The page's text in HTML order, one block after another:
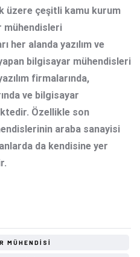
üzere çeşitli kamu kurum
mühendisleri
her alanda yazılım ve
bilgisayar mühendisleri
firmalarında,
ve bilgisayar
Özellikle son
araba sanayisi
da kendisine yer
MÜHENDISI